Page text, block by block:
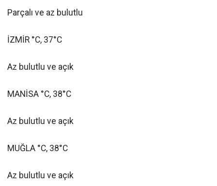
Parçalı ve az bulutlu
İZMİR °C, 37°C
Az bulutlu ve açık
MANİSA °C, 38°C
Az bulutlu ve açık
MUĞLA °C, 38°C
Az bulutlu ve açık